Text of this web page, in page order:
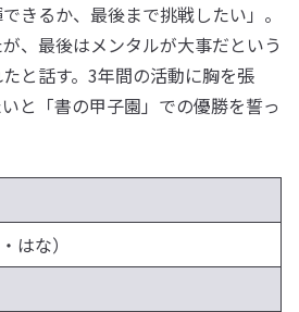
きるか、最後まで挑戦したい」。
、最後はメンタルが大事だという
と話す。3年間の活動に胸を張
と「書の甲子園」での優勝を誓っ
はな）